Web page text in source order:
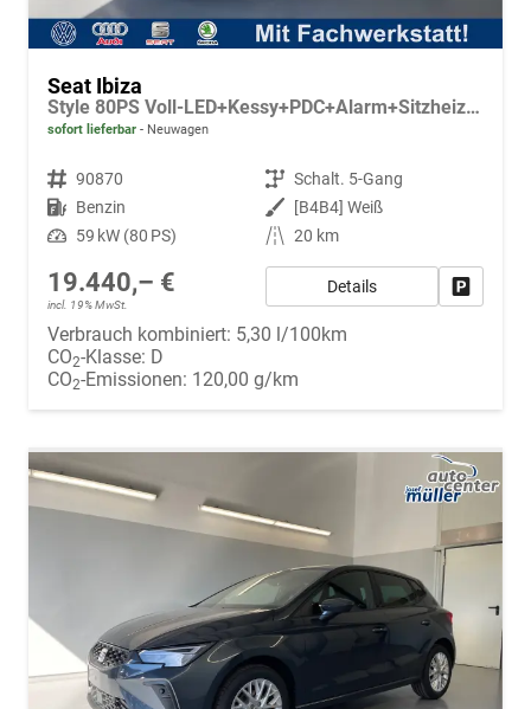
Seat Ibiza
Style 80PS Voll-LED+Kessy+PDC+Alarm+Sitzheizung+Kamera+App-Connect
sofort lieferbar Neuwagen
Fahrzeugnr. 90870 Getriebe Schalt. 5-Gang
Kraftstoff Benzin Außenfarbe [B4B4] Weiß
Leistung 59 kW (80 PS) Kilometerstand 20 km
19.440,– €
incl. 19% MwSt.
Details
Verbrauch kombiniert: 5,30 l/100km
CO2-Klasse: D
CO2-Emissionen: 120,00 g/km